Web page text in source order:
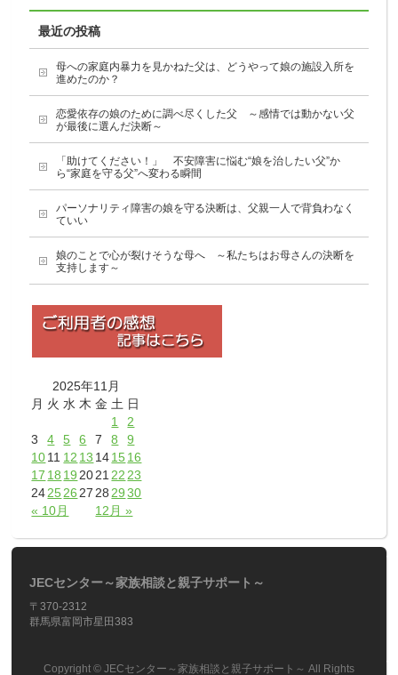
最近の投稿
母への家庭内暴力を見かねた父は、どうやって娘の施設入所を
進めたのか？
恋愛依存の娘のために調べ尽くした父 ～感情では動かない父
が最後に選んだ決断～
「助けてください！」 不安障害に悩む“娘を治したい父”か
ら“家庭を守る父”へ変わる瞬間
パーソナリティ障害の娘を守る決断は、父親一人で背負わなく
ていい
娘のことで心が裂けそうな母へ ～私たちはお母さんの決断を
支持します～
2025年11月
月 火 水 木 金 土 日
« 10月 12月 »
1
2
3
4 5 6 7 8
9
1011 12 13 141516
17 18 19 2021 22 23
242526 27 28 29 30
JECセンター～家族相談と親子サポート～
〒370-2312
群馬県富岡市星田383
Copyright © JECセンター～家族相談と親子サポート～ All Rights